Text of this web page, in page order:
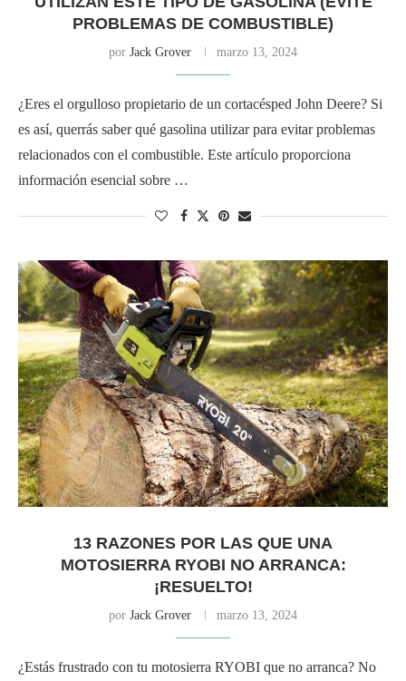
PROBLEMAS DE COMBUSTIBLE)
por Jack Grover marzo 13, 2024
¿Eres el orgulloso propietario de un cortacésped John Deere? Si
es así, querrás saber qué gasolina utilizar para evitar problemas
relacionados con el combustible. Este artículo proporciona
información esencial sobre …
13 RAZONES POR LAS QUE UNA
MOTOSIERRA RYOBI NO ARRANCA:
¡RESUELTO!
por Jack Grover marzo 13, 2024
¿Estás frustrado con tu motosierra RYOBI que no arranca? No